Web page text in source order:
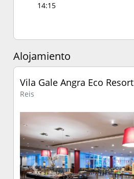
14:15
Alojamiento
Vila Gale Angra Eco Resort
Reis
Previous